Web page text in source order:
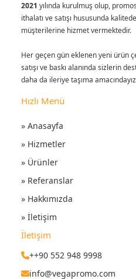
2021 yılında kurulmuş olup,
ithalatı ve satışı hususunda
müşterilerine hizmet vermektedir.
Her geçen gün eklenen yeni ürün
satışı ve baskı alanında sizlerin
daha da ileriye taşıma
Hızlı Menü
» Anasayfa
» Hizmetler
» Ürünler
» Referanslar
» Hakkımızda
» İletişim
İletişim
++90 552 948 9998
info@vegapromo.com